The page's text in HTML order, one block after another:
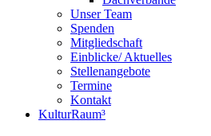
Unser Team
Spenden
Mitgliedschaft
Einblicke/ Aktuelles
Stellenangebote
Termine
Kontakt
KulturRaum³